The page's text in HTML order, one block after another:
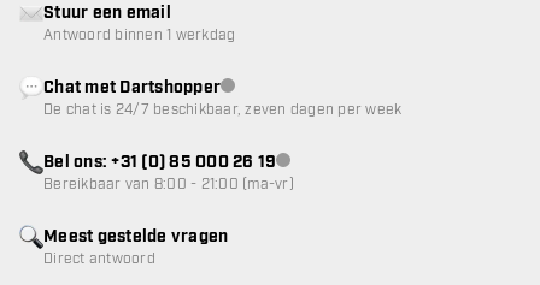
Meest gestelde vragen
Direct antwoord
Stuur een email
Antwoord binnen 1 werkdag
Chat met Dartshopperklantenservice niet beschikbaar
De chat is 24/7 beschikbaar, zeven dagen per week
Bel ons: +31 (0) 85 000 26 19klantenservice niet beschikbaar
Bereikbaar van 8:00 - 21:00 (ma-vr)